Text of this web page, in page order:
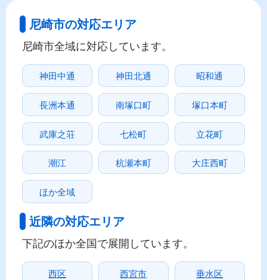
尼崎市の対応エリア
尼崎市全域に対応しています。
神田中通 神田北通 昭和通
長洲本通 南塚口町 塚口本町
武庫之荘 七松町 立花町
潮江 杭瀬本町 大庄西町
ほか全域
近隣の対応エリア
下記のほか全国で展開しています。
西区 西宮市 垂水区